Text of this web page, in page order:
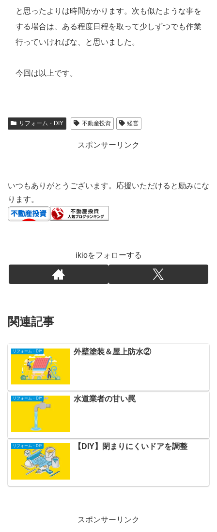
と思ったよりは時間かかります。次も似たような事を
する場合は、ある程度日程を取って少しずつでも作業
行っていければな、と思いました。
今回は以上です。
リフォーム・DIY 不動産投資 経営
スポンサーリンク
いつもありがとうございます。応援いただけると励みにな
ります。
ikioをフォローする
関連記事
リフォーム・DIY 外壁塗装＆屋上防水②
リフォーム・DIY 水道業者の甘い罠
リフォーム・DIY 【DIY】閉まりにくいドアを調整
スポンサーリンク